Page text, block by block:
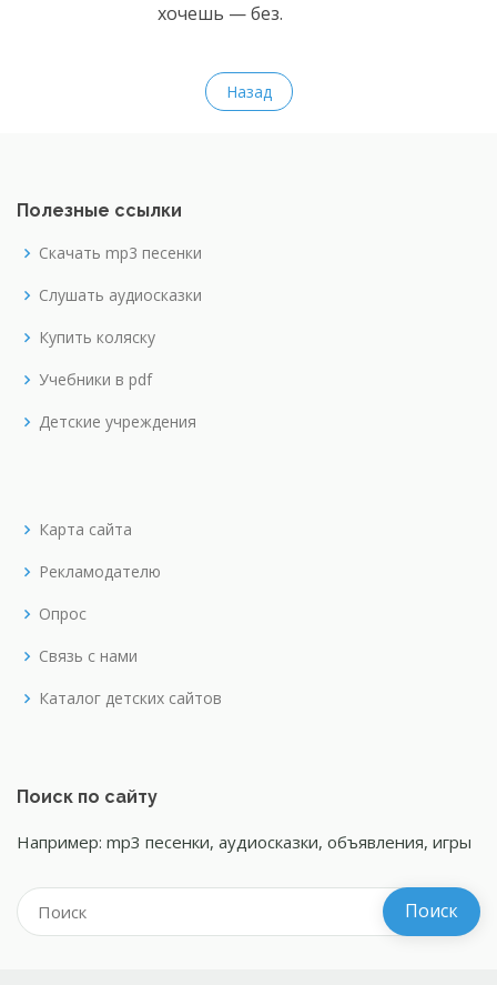
хочешь — без.
Назад
Полезные ссылки
Скачать mp3 песенки
Слушать аудиосказки
Купить коляску
Учебники в pdf
Детские учреждения
Карта сайта
Рекламодателю
Опрос
Связь с нами
Каталог детских сайтов
Поиск по сайту
Например: mp3 песенки, аудиосказки, объявления, игры